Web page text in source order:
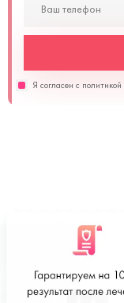
Я согласен с политикой